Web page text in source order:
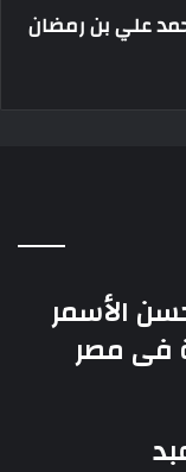
علي بن رمضان
حسن الأسمر
فى مصر